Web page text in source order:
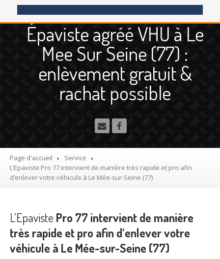
ENLÈVEMENT ÉPAVE
Quoi ?
Scooteret Moto
Camion et Poids Lourd
Utilitaire
Démolisseuragrée VHU gratuit
Mettre à la casse sa voiture
Dépollutionde véhicule hors d’usage gratuit
Destruction de voiture agréé
EpavisteGratuit
Rachat voiture accidentée
Épaviste agréé VHU à Le
Mee Sur Seine (77) :
enlèvement gratuit &
rachat possible
Page d'accueil
Service
L’Epaviste Pro 77 intervient de manière très rapide et pro afin
d’enlever votre véhicule à Le Mée-sur-Seine (77)
L’Epaviste Pro 77 intervient de manière
très rapide et pro afin d’enlever votre
véhicule à Le Mée-sur-Seine (77)